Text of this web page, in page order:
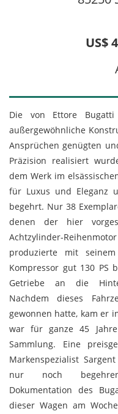
US$
Die von Ettore Bugatti
außergewöhnliche
Ansprüchen genügten
Präzision realisiert
dem Werk im
für Luxus und Eleganz
begehrt. Nur 38
denen der hier
Achtzylinder-
produzierte mit
Kompressor gut 130 PS
Getriebe an die
Nachdem dieses
gewonnen hatte, kam er
war für ganze 45
Sammlung. Eine
Markenspezialist
nur noch
Dokumentation des
dieser Wagen am